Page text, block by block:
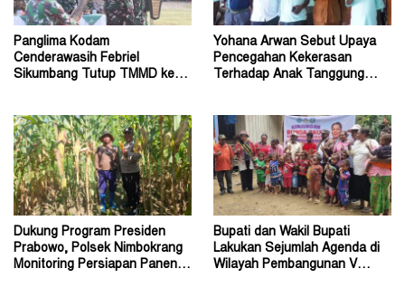
Panglima Kodam
Cenderawasih Febriel
Sikumbang Tutup TMMD ke-
Yohana Arwan Sebut Upaya
Pencegahan Kekerasan
Terhadap Anak Tanggung
Dukung Program Presiden
Prabowo, Polsek Nimbokrang
Monitoring Persiapan Panen
Bupati dan Wakil Bupati
Lakukan Sejumlah Agenda di
Wilayah Pembangunan V